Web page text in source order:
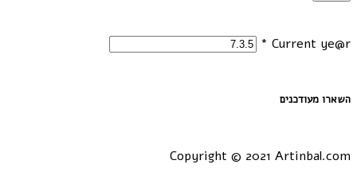
Current ye@r
*
השארו מעודכנים
Copyright © 2021 Artinbal.com